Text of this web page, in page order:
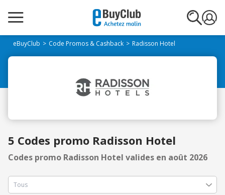
eBuyClub Code Promos & Cashback Radisson Hotel
5 Codes promo Radisson Hotel
Codes promo Radisson Hotel valides en août 2026